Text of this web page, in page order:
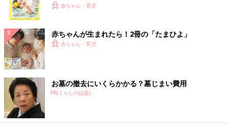
く！ おっぱい・ミルクの基本と夏のトラブル 解決テ
赤ちゃん・育児
赤ちゃんが生まれたら！2冊の「たまひよ」
赤ちゃん・育児
お墓の撤去にいくらかかる？墓じまい費用
PR(くらしの話題)